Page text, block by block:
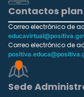
Contactos
Correo electrónico de
Correo electrónico de
Sede